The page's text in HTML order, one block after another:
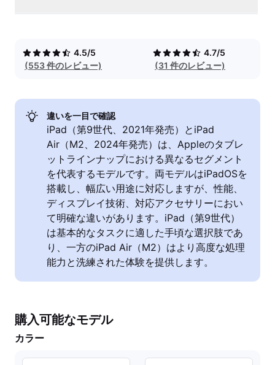
4.5/5
(553 件のレビュー)
4.7/5
(31 件のレビュー)
違いを一目で確認
iPad（第9世代、2021年発売）とiPad
Air（M2、2024年発売）は、Appleのタブレ
ットラインナップにおける異なるセグメント
を代表するモデルです。両モデルはiPadOSを
搭載し、幅広い用途に対応しますが、性能、
ディスプレイ技術、対応アクセサリーにおい
て明確な違いがあります。iPad（第9世代）
は基本的なタスクに適した手頃な選択肢であ
り、一方のiPad Air（M2）はより高度な処理
能力と洗練された体験を提供します。
購入可能なモデル
カラー